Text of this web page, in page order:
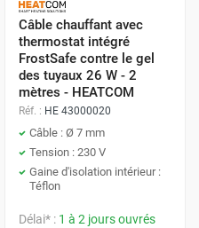
Câble chauffant avec
thermostat intégré
FrostSafe contre le gel
des tuyaux 26 W - 2
mètres - HEATCOM
Réf. : HE 43000020
Câble : Ø 7 mm
Tension : 230 V
Gaine d'isolation intérieur :
Téflon
Délai* : 1 à 2 jours ouvrés